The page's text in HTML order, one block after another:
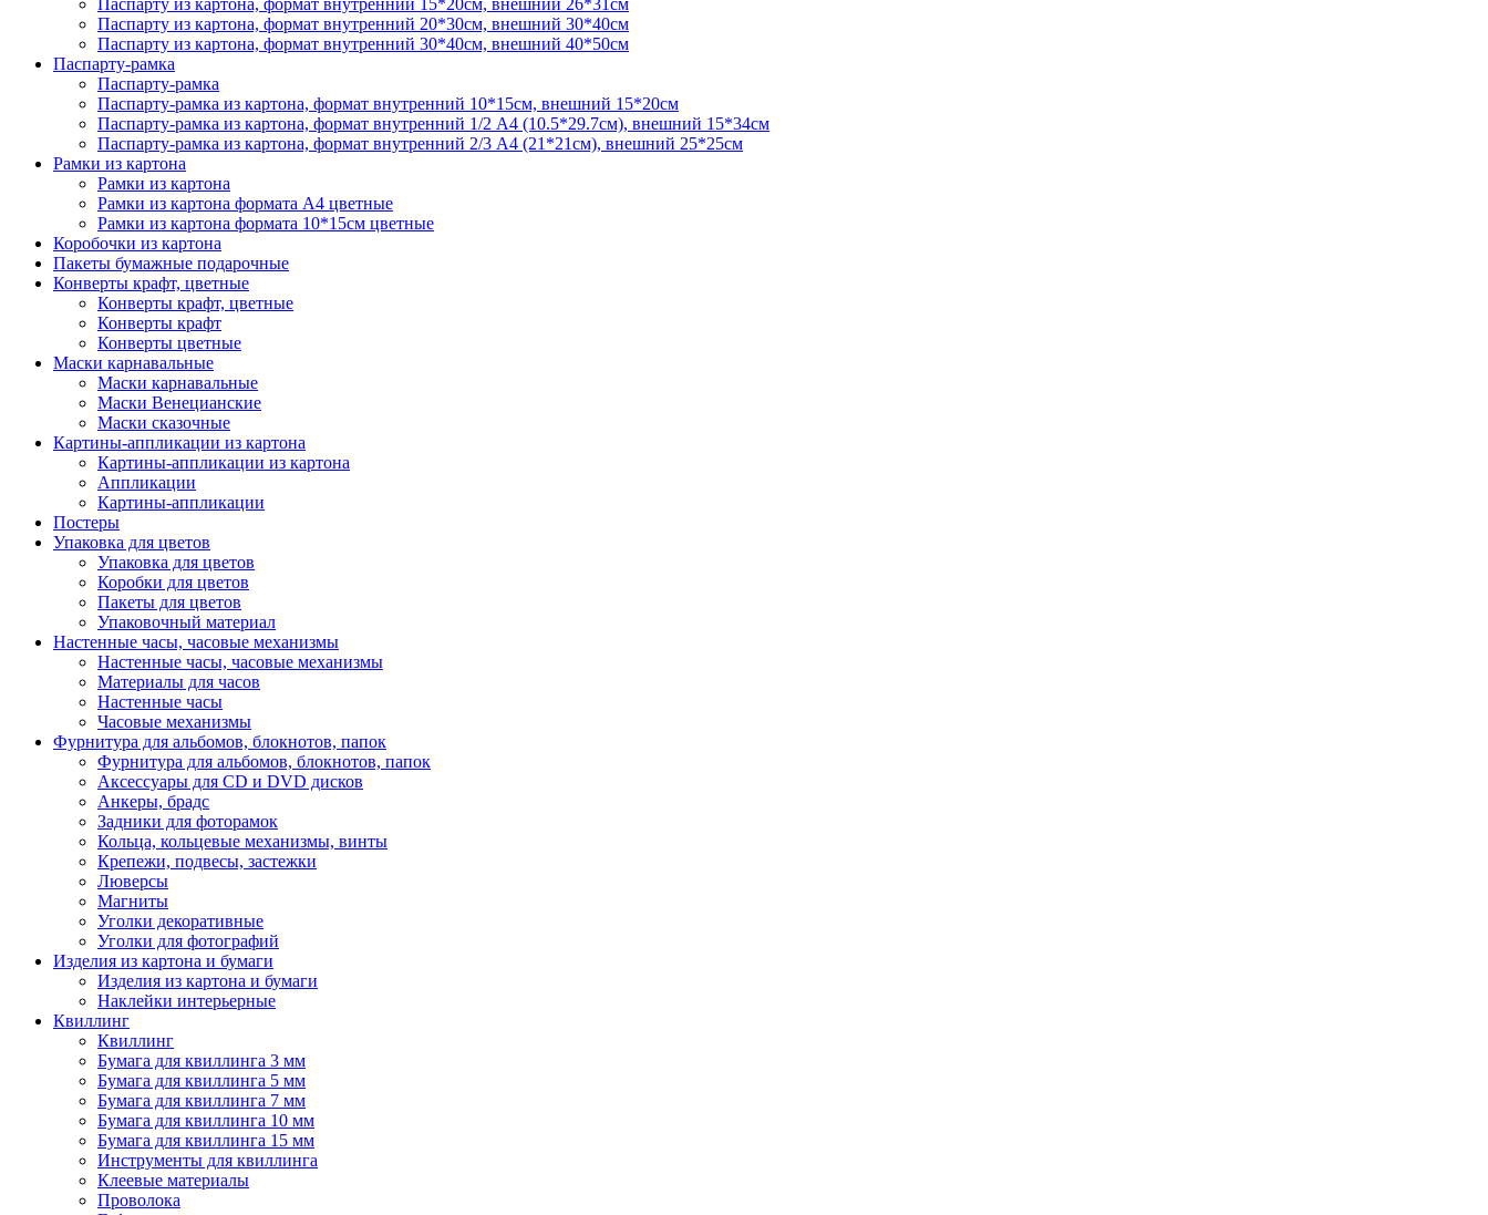
Паспарту из картона, формат внутренний 15*20см, внешний 26*31см
Паспарту из картона, формат внутренний 20*30см, внешний 30*40см
Паспарту из картона, формат внутренний 30*40см, внешний 40*50см
Паспарту-рамка
Паспарту-рамка
Паспарту-рамка из картона, формат внутренний 10*15см, внешний 15*20см
Паспарту-рамка из картона, формат внутренний 1/2 А4 (10.5*29.7см), внешний 15*34см
Паспарту-рамка из картона, формат внутренний 2/3 А4 (21*21см), внешний 25*25см
Рамки из картона
Рамки из картона
Рамки из картона формата А4 цветные
Рамки из картона формата 10*15см цветные
Коробочки из картона
Пакеты бумажные подарочные
Конверты крафт, цветные
Конверты крафт, цветные
Конверты крафт
Конверты цветные
Маски карнавальные
Маски карнавальные
Маски Венецианские
Маски сказочные
Картины-аппликации из картона
Картины-аппликации из картона
Аппликации
Картины-аппликации
Постеры
Упаковка для цветов
Упаковка для цветов
Коробки для цветов
Пакеты для цветов
Упаковочный материал
Настенные часы, часовые механизмы
Настенные часы, часовые механизмы
Материалы для часов
Настенные часы
Часовые механизмы
Фурнитура для альбомов, блокнотов, папок
Фурнитура для альбомов, блокнотов, папок
Аксессуары для CD и DVD дисков
Анкеры, брадс
Задники для фоторамок
Кольца, кольцевые механизмы, винты
Крепежи, подвесы, застежки
Люверсы
Магниты
Уголки декоративные
Уголки для фотографий
Изделия из картона и бумаги
Изделия из картона и бумаги
Наклейки интерьерные
Квиллинг
Квиллинг
Бумага для квиллинга 3 мм
Бумага для квиллинга 5 мм
Бумага для квиллинга 7 мм
Бумага для квиллинга 10 мм
Бумага для квиллинга 15 мм
Инструменты для квиллинга
Клеевые материалы
Проволока